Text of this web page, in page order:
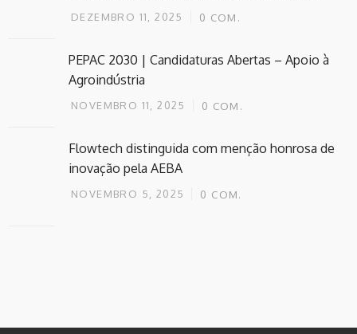
DEZEMBRO 11, 2025 0 COM.
PEPAC 2030 | Candidaturas Abertas – Apoio à
Agroindústria
NOVEMBRO 11, 2025 0 COM.
Flowtech distinguida com menção honrosa de
inovação pela AEBA
NOVEMBRO 5, 2025 0 COM.